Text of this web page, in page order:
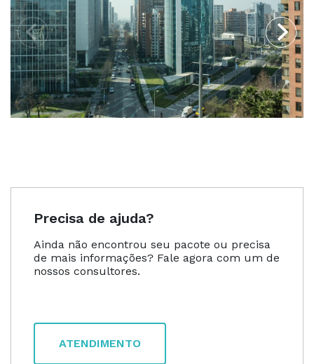
Precisa de ajuda?
Ainda não encontrou seu pacote ou precisa
de mais informações? Fale agora com um de
nossos consultores.
ATENDIMENTO